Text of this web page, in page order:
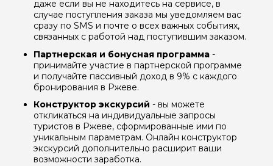
даже если вы не находитесь на сервисе, в
случае поступления заказа мы уведомляем вас
сразу по SMS и почте о всех важных событиях,
связанных с работой над поступившим заказом.
Партнерская и бонусная программа -
принимайте участие в партнерской программе
и получайте пассивный доход в 9% с каждого
бронирования в Ржеве.
Конструктор экскурсий - вы можете
откликаться на индивидуальные запросы
туристов в Ржеве, сформированные ими по
уникальным параметрам. Онлайн конструктор
экскурсий дополнительно расширит ваши
возможности заработка.